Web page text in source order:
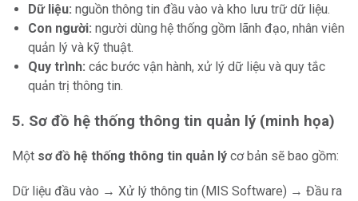
Dữ liệu: nguồn thông tin đầu vào và kho lưu trữ dữ liệu.
Con người: người dùng hệ thống gồm lãnh đạo, nhân viên
quản lý và kỹ thuật.
Quy trình: các bước vận hành, xử lý dữ liệu và quy tắc
quản trị thông tin.
5. Sơ đồ hệ thống thông tin quản lý (minh họa)
Một sơ đồ hệ thống thông tin quản lý cơ bản sẽ bao gồm:
Dữ liệu đầu vào → Xử lý thông tin (MIS Software) → Đầu ra